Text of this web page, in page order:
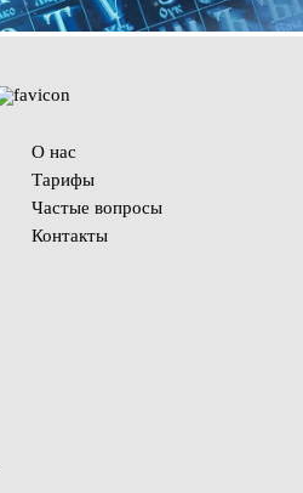
О нас
Тарифы
Частые вопросы
Контакты